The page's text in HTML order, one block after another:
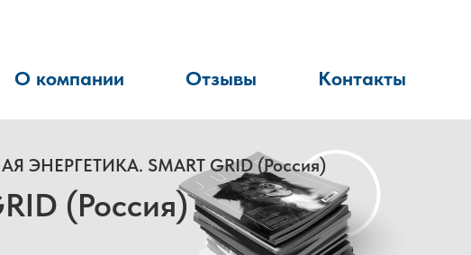
О компании Отзывы Контакты
ЭНЕРГЕТИКА. SMART GRID (Россия)
(Россия)